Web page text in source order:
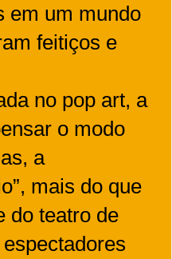
em um mundo
feitiços e
no pop art, a
o modo
a
mais do que
do teatro de